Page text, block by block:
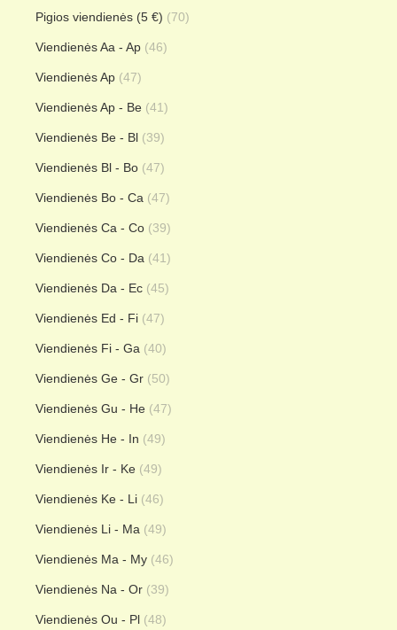
Pigios viendienės (5 €) (70)
Viendienės Aa - Ap (46)
Viendienės Ap (47)
Viendienės Ap - Be (41)
Viendienės Be - Bl (39)
Viendienės Bl - Bo (47)
Viendienės Bo - Ca (47)
Viendienės Ca - Co (39)
Viendienės Co - Da (41)
Viendienės Da - Ec (45)
Viendienės Ed - Fi (47)
Viendienės Fi - Ga (40)
Viendienės Ge - Gr (50)
Viendienės Gu - He (47)
Viendienės He - In (49)
Viendienės Ir - Ke (49)
Viendienės Ke - Li (46)
Viendienės Li - Ma (49)
Viendienės Ma - My (46)
Viendienės Na - Or (39)
Viendienės Ou - Pl (48)